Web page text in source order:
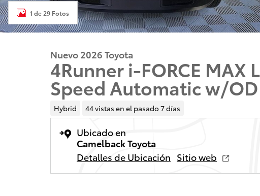
1 de 29 Fotos
Nuevo 2026 Toyota
4Runner i-FORCE MAX
Speed Automatic w/
Hybrid 44 vistas en el pasado 7 días
Ubicado en
Camelback Toyota
Detalles de Ubicación Sitio web